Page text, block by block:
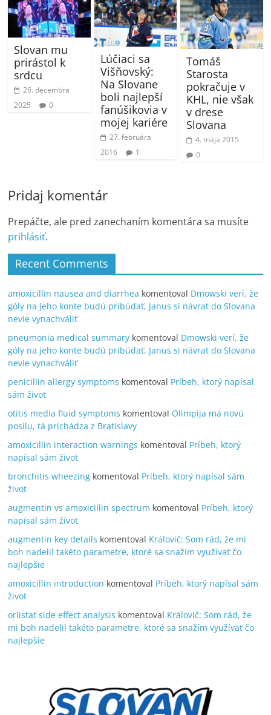
Slovan mu
prirástol k
srdcu
26. decembra
2025
0
Lúčiaci sa
Višňovský:
Na Slovane
boli najlepší
fanúšikovia v
mojej kariére
27. februára
2016
1
Tomáš
Starosta
pokračuje v
KHL, nie však
v drese
Slovana
4. mája 2015
0
Pridaj komentár
Prepáčte, ale pred zanechaním komentára sa musíte
prihlásiť.
Recent Comments
amoxicillin nausea and diarrhea komentoval Dmowski verí, že
góly na jeho konte budú pribúdať, Janus si návrat do Slovana
nevie vynachváliť
pneumonia medical summary komentoval Dmowski verí, že
góly na jeho konte budú pribúdať, Janus si návrat do Slovana
nevie vynachváliť
penicillin allergy symptoms komentoval Príbeh, ktorý napísal
sám život
otitis media fluid symptoms komentoval Olimpija má novú
posilu, tá prichádza z Bratislavy
amoxicillin interaction warnings komentoval Príbeh, ktorý
napísal sám život
bronchitis wheezing komentoval Príbeh, ktorý napísal sám
život
augmentin vs amoxicillin spectrum komentoval Príbeh, ktorý
napísal sám život
augmentin key details komentoval Královič: Som rád, že mi
boh nadelil takéto parametre, ktoré sa snažím využívať čo
najlepšie
amoxicillin introduction komentoval Príbeh, ktorý napísal sám
život
orlistat side effect analysis komentoval Královič: Som rád, že
mi boh nadelil takéto parametre, ktoré sa snažím využívať čo
najlepšie